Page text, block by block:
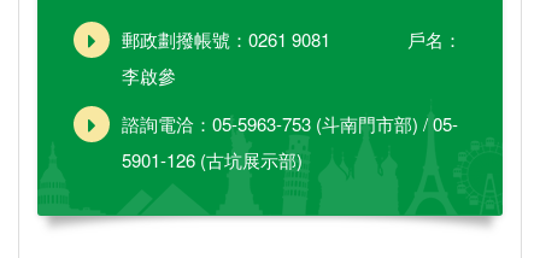
郵政劃撥帳號：0261 9081 戶名：
李啟參
諮詢電洽：05-5963-753 (斗南門市部) / 05-
5901-126 (古坑展示部)